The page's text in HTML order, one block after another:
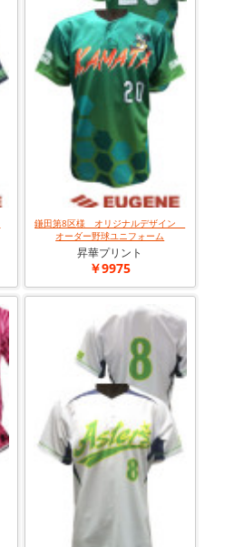
鎌田第8区様 オリジナルデザイン
オーダー野球ユニフォーム
昇華プリント
￥9975